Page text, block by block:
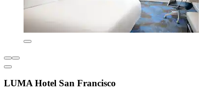
LUMA Hotel San Francisco